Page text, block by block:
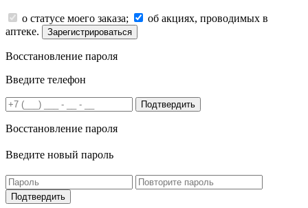
о статусе моего заказа;
об акциях, проводимых в
аптеке.
Зарегистрироваться
Восстановление пароля
Введите телефон
Подтвердить
Восстановление пароля
Введите новый пароль